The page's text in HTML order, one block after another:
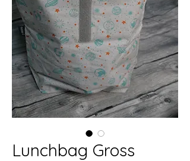
Lunchbag Gross